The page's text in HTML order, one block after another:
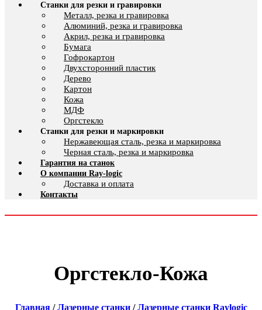
Станки для резки и гравировки
Металл, резка и гравировка
Алюминий, резка и гравировка
Акрил, резка и гравировка
Бумага
Гофрокартон
Двухсторонний пластик
Дерево
Картон
Кожа
МДФ
Оргстекло
Станки для резки и маркировки
Нержавеющая сталь, резка и маркировка
Черная сталь, резка и маркировка
Гарантия на станок
О компании Ray-logic
Доставка и оплата
Контакты
Оргстекло-Кожа
Главная/Лазерные станки/Лазерные станки Raylogic